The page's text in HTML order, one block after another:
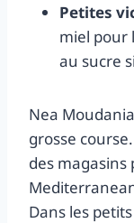
Petites
miel pour
au sucre
Nea
grosse
des magasins
Dans les